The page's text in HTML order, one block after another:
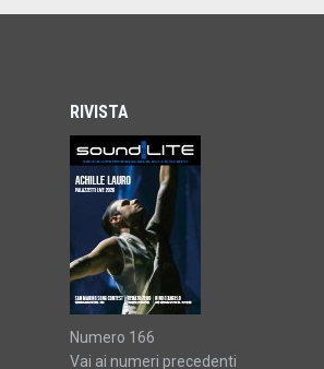
RIVISTA
Numero 166
Vai ai numeri precedenti